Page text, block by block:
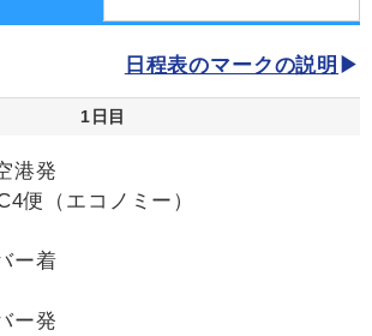
日程表のマークの説明
1日目
港発
便（エコノミー）
ー着
ー発